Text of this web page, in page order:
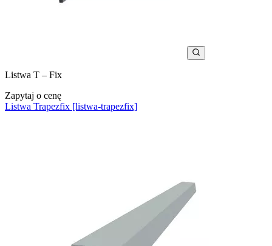
Listwa T – Fix
Zapytaj o cenę
Listwa Trapezfix [listwa-trapezfix]